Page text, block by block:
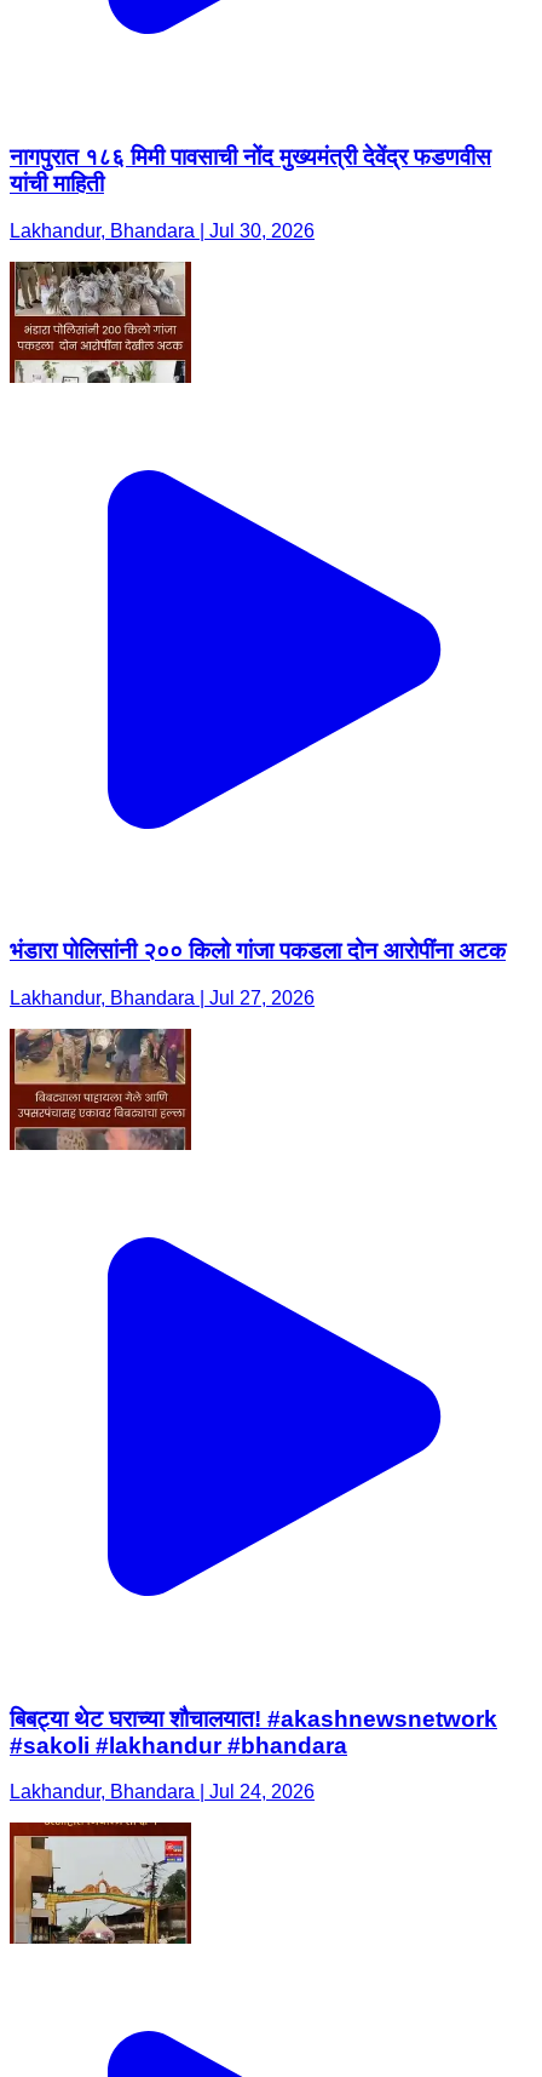
नागपुरात १८६ मिमी पावसाची नोंद मुख्यमंत्री देवेंद्र फडणवीस
यांची माहिती
Lakhandur, Bhandara | Jul 30, 2026
भंडारा पोलिसांनी २०० किलो गांजा पकडला दोन आरोपींना अटक
Lakhandur, Bhandara | Jul 27, 2026
बिबट्या थेट घराच्या शौचालयात! #akashnewsnetwork
#sakoli #lakhandur #bhandara
Lakhandur, Bhandara | Jul 24, 2026